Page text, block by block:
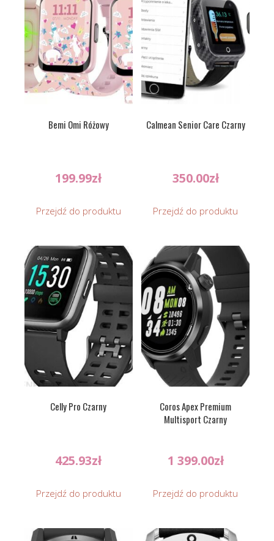
Bemi Omi Różowy
199.99zł
Przejdź do produktu
Calmean Senior Care Czarny
350.00zł
Przejdź do produktu
Celly Pro Czarny
425.93zł
Przejdź do produktu
Coros Apex Premium
Multisport Czarny
1 399.00zł
Przejdź do produktu